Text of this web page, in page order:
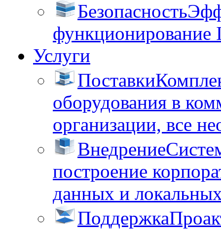
Безопасность
функционирование
Услуги
Поставки
оборудования в
организации, все
Внедрение
построение
данных и
Поддержка